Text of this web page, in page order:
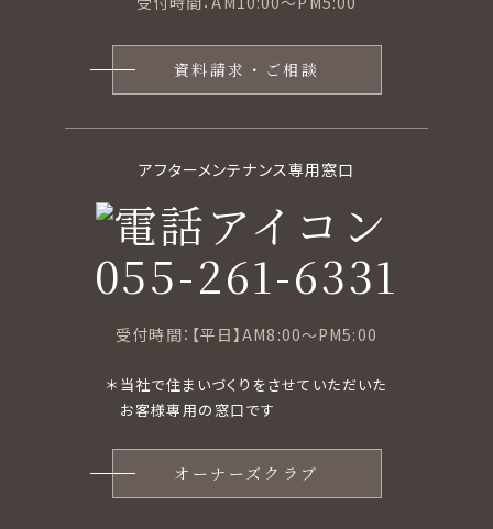
資料請求・ご相談
アフターメンテナンス専用窓口
055-261-6331
受付時間：【平日】AM8:00〜PM5:00
＊当社で住まいづくりをさせていただいた
お客様専用の窓口です
オーナーズクラブ